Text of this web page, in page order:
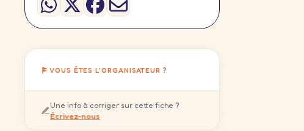
VOUS ÊTES L'ORGANISATEUR ?
Une info à corriger sur cette fiche ?
Écrivez-nous